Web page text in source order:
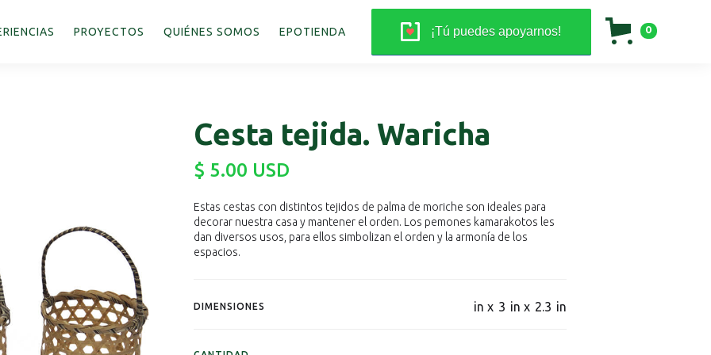
PROYECTOS QUIÉNES SOMOS EPOTIENDA ¡Tú puedes apoyarnos! 0
Cesta tejida. Waricha
$ 5.00 USD
Estas cestas con distintos tejidos de palma de moriche son ideales para
decorar nuestra casa y mantener el orden. Los pemones kamarakotos les
dan diversos usos, para ellos simbolizan el orden y la armonía de los
espacios.
DIMENSIONES in x 3 in x 2.3 in